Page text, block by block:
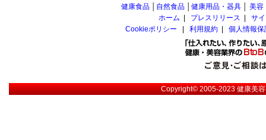
健康食品 自然食品 健康用品・器具 美容
ホーム
プレスリリース
サ
Cookieポリシー
利用規約 個人情報
Copyright© 2005-2023健康美